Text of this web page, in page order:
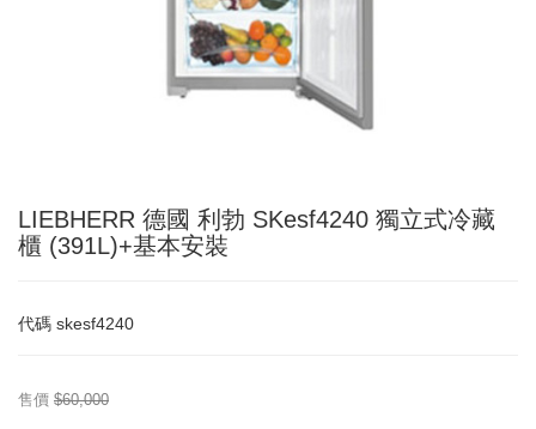
LIEBHERR 德國 利勃 SKesf4240 獨立式冷藏
櫃 (391L)+基本安裝
代碼 skesf4240
售價 $60,000